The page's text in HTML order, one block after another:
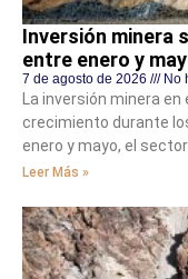
Inversión minera
entre enero y
7 de agosto de 2026 No
La inversión minera
crecimiento durante
enero y mayo, el
Leer Más »